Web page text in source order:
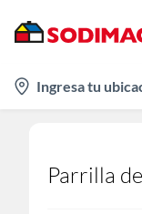
location-
icon
Ingresa tu
Parrilla